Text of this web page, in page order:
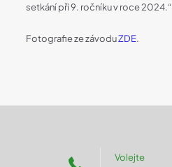
setkání při 9. ročníku v roce 2024.“
Fotografie ze závoduZDE.
Volejte